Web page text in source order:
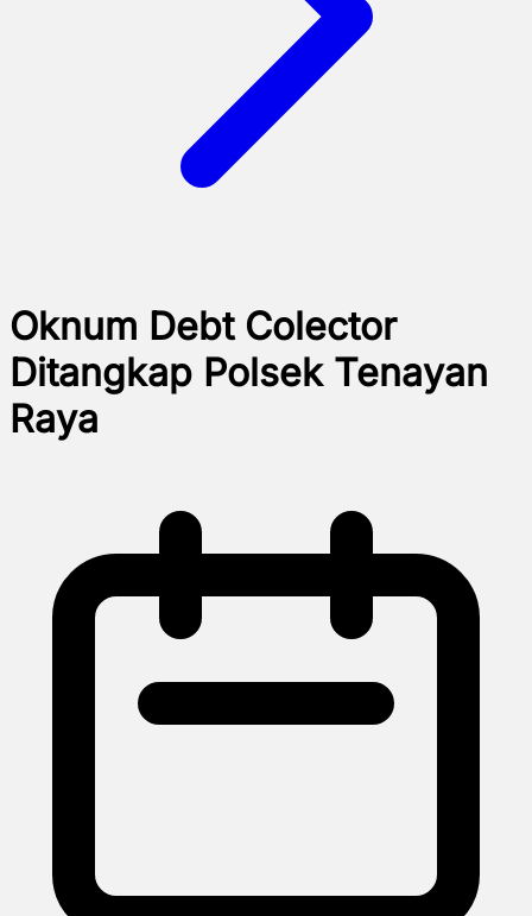
Oknum Debt Colector
Ditangkap Polsek Tenayan
Raya